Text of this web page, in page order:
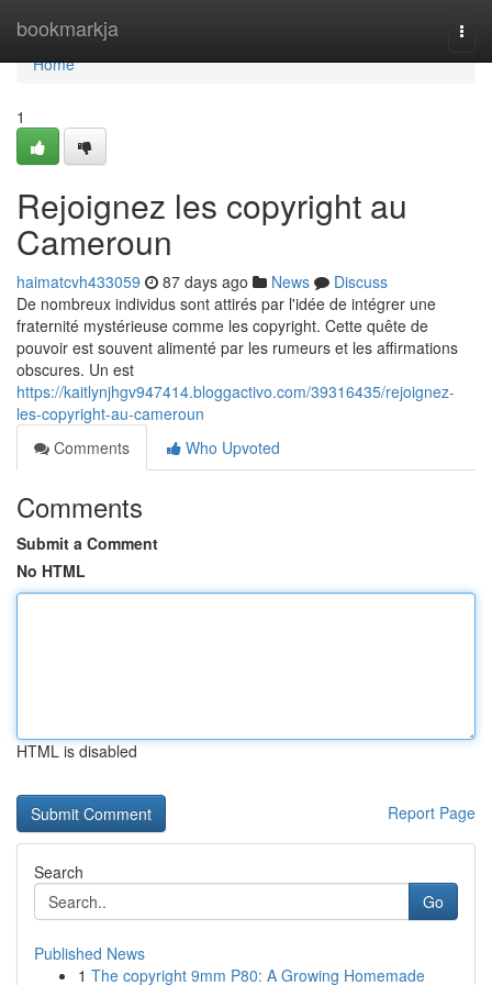
bookmarkja
Home
Home
1
Rejoignez les copyright au
Cameroun
haimatcvh433059 87 days ago News
Discuss
De nombreux individus sont attirés par l'idée de intégrer une
fraternité mystérieuse comme les copyright. Cette quête de
pouvoir est souvent alimenté par les rumeurs et les affirmations
obscures. Un est
https://kaitlynjhgv947414.bloggactivo.com/39316435/rejoignez-
les-copyright-au-cameroun
Comments
Who Upvoted
Comments
Submit a Comment
No HTML
HTML is disabled
Report Page
Search
Go
Published News
1 The copyright 9mm P80: A Growing Homemade